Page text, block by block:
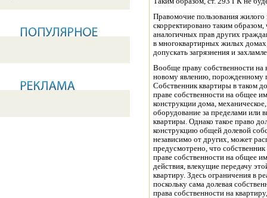
Правомочие пользования
скорректировано таким
аналогичных прав других
в многоквартирных жилых
допускать загрязнения и
Вообще праву собственности на
новому явлению, порожденному
Собственник квартиры в таком
праве собственности на общее
конструкции дома,
оборудование за пределами или
квартиры. Однако такое право
конструкцию общей долевой
независимо от других, может
предусмотрено, что
праве собственности на общее
действия, влекущие передачу
квартиру. Здесь ограничения в
поскольку сама долевая
права собственности на